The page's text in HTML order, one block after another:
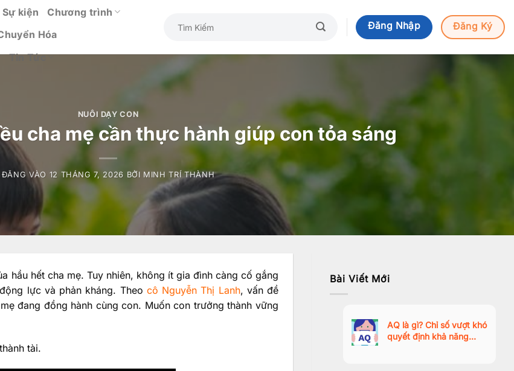
Sự kiện
Chương trình
Hóa
Tin Tức
Đăng Nhập Đăng Ký
NUÔI DẠY CON
cha mẹ cần thực hành giúp con tỏa sáng
ĐĂNG VÀO 12 THÁNG 7, 2026 BỞI MINH TRÍ THÀNH
hầu hết cha mẹ. Tuy nhiên, không ít gia đình càng cố gắng
lực và phản kháng. Theo cô Nguyễn Thị Lanh, vấn đề
đang đồng hành cùng con. Muốn con trưởng thành vững
tài.
Bài Viết Mới
AQ là gì? Chỉ số vượt khó
quyết định khả năng